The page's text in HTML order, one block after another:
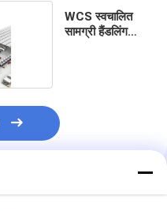
WCS स्वचालित
सामग्री हैंडलिंग